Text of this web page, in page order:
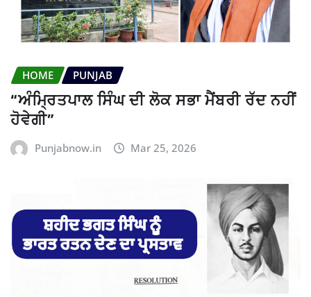
HOME PUNJAB
“ਅੰਮ੍ਰਿਤਪਾਲ ਸਿੰਘ ਦੀ ਲੋਕ ਸਭਾ ਮੈਂਬਰੀ ਰੱਦ ਨਹੀਂ
ਹੋਵੇਗੀ”
Punjabnow.in Mar 25, 2026